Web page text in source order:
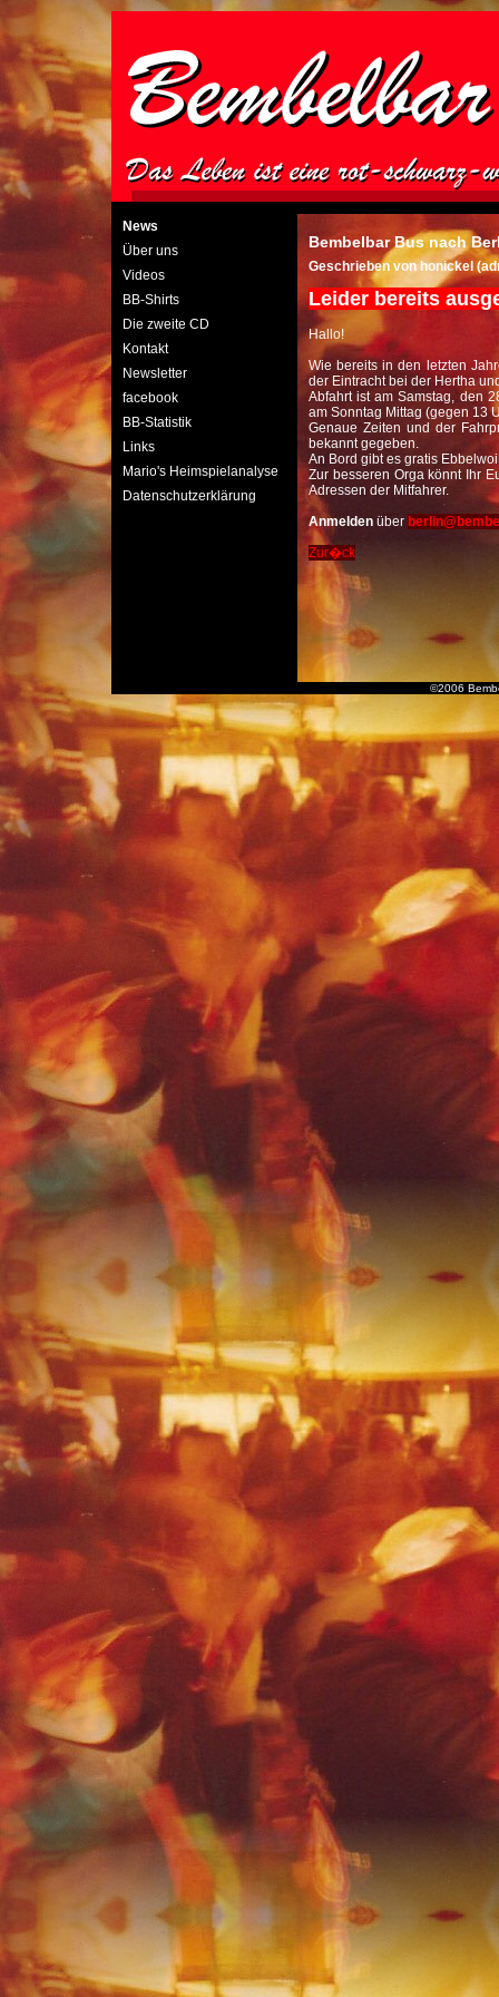
News
Über uns
Videos
BB-Shirts
Die zweite CD
Kontakt
Newsletter
facebook
BB-Statistik
Links
Mario's Heimspielanalyse
Datenschutzerklärung
Bembelbar Bus nach
Geschrieben von honickel
Leider bereits
Hallo!
Wie bereits in den letzten
der Eintracht bei der Hertha
Abfahrt ist am Samstag, den
am Sonntag Mittag (gegen 13
Genaue Zeiten und der
bekannt gegeben.
An Bord gibt es gratis
Zur besseren Orga könnt Ihr
Adressen der Mitfahrer.
Anmelden über
Zur�ck
©2006